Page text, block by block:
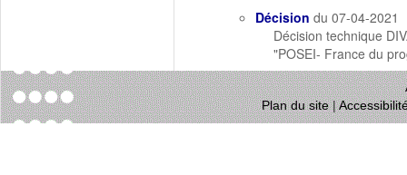
Décision du 07-04-2021
Décision technique
"POSEI- France du
Plan du site|